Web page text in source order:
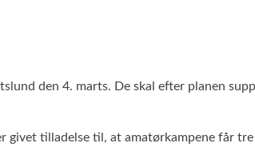
den 4. marts. De skal efter planen
givet tilladelse til, at amatørkampene får